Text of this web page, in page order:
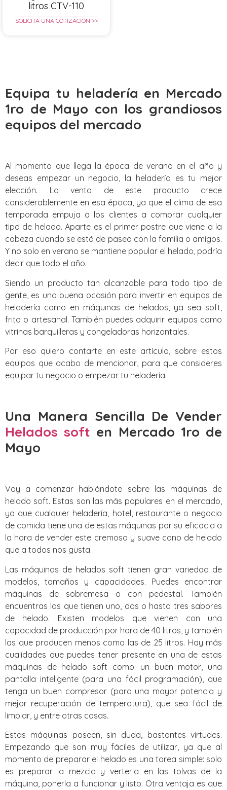
litros CTV-110
SOLICITA UNA COTIZACIÓN >>
Equipa tu heladería en Mercado
1ro de Mayo con los grandiosos
equipos del mercado
Al momento que llega la época de verano en el año y
deseas empezar un negocio, la heladería es tu mejor
elección. La venta de este producto crece
considerablemente en esa época, ya que el clima de esa
temporada empuja a los clientes a comprar cualquier
tipo de helado. Aparte es el primer postre que viene a la
cabeza cuando se está de paseo con la familia o amigos.
Y no solo en verano se mantiene popular el helado, podría
decir que todo el año.
Siendo un producto tan alcanzable para todo tipo de
gente, es una buena ocasión para invertir en equipos de
heladería como en máquinas de helados, ya sea soft,
frito o artesanal. También puedes adquirir equipos como
vitrinas barquilleras y congeladoras horizontales.
Por eso quiero contarte en este artículo, sobre estos
equipos que acabo de mencionar, para que consideres
equipar tu negocio o empezar tu heladería.
Una Manera Sencilla De Vender
Helados soft en Mercado 1ro de
Mayo
Voy a comenzar hablándote sobre las máquinas de
helado soft. Estas son las más populares en el mercado,
ya que cualquier heladería, hotel, restaurante o negocio
de comida tiene una de estas máquinas por su eficacia a
la hora de vender este cremoso y suave cono de helado
que a todos nos gusta.
Las máquinas de helados soft tienen gran variedad de
modelos, tamaños y capacidades. Puedes encontrar
máquinas de sobremesa o con pedestal. También
encuentras las que tienen uno, dos o hasta tres sabores
de helado. Existen modelos que vienen con una
capacidad de producción por hora de 40 litros, y también
las que producen menos como las de 25 litros. Hay más
cualidades que puedes tener presente en una de estas
máquinas de helado soft como: un buen motor, una
pantalla inteligente (para una fácil programación), que
tenga un buen compresor (para una mayor potencia y
mejor recuperación de temperatura), que sea fácil de
limpiar, y entre otras cosas.
Estas máquinas poseen, sin duda, bastantes virtudes.
Empezando que son muy fáciles de utilizar, ya que al
momento de preparar el helado es una tarea simple: solo
es preparar la mezcla y verterla en las tolvas de la
máquina, ponerla a funcionar y listo. Otra ventaja es que